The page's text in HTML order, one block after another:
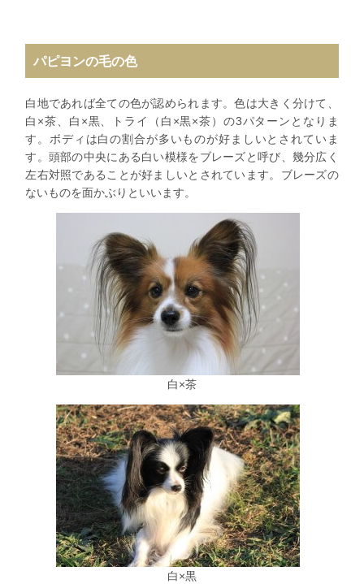
パピヨンの毛の色
白地であれば全ての色が認められます。色は大きく分けて、
白×茶、白×黒、トライ（白×黒×茶）の3パターンとなりま
す。ボディは白の割合が多いものが好ましいとされていま
す。頭部の中央にある白い模様をブレーズと呼び、幾分広く
左右対照であることが好ましいとされています。ブレーズの
ないものを面かぶりといいます。
白×茶
白×黒